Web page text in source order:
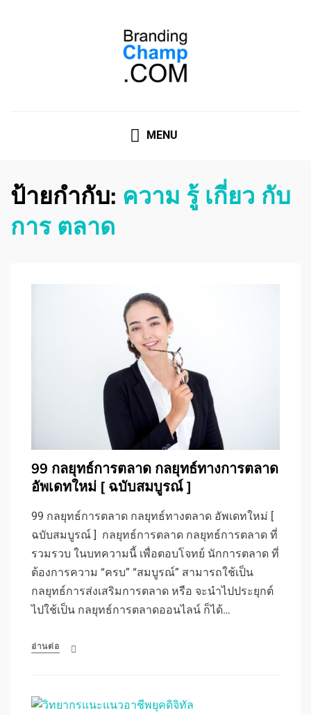
MENU
ป้ายกำกับ: ความ รู้ เกี่ยว กับ
การ ตลาด
99 กลยุทธ์การตลาด กลยุทธ์ทางการตลาด
อัพเดทใหม่ [ ฉบับสมบูรณ์ ]
99 กลยุทธ์การตลาด กลยุทธ์ทางตลาด อัพเดทใหม่ [
ฉบับสมบูรณ์ ] กลยุทธ์การตลาด กลยุทธ์การตลาด ที่
รวมรวบ ในบทความนี้ เพื่อตอบโจทย์ นักการตลาด ที่
ต้องการความ “ครบ” “สมบูรณ์” สามารถใช้เป็น
กลยุทธ์การส่งเสริมการตลาด หรือ จะนำไปประยุกต์
ไปใช้เป็น กลยุทธ์การตลาดออนไลน์ ก็ได้…
อ่านต่อ